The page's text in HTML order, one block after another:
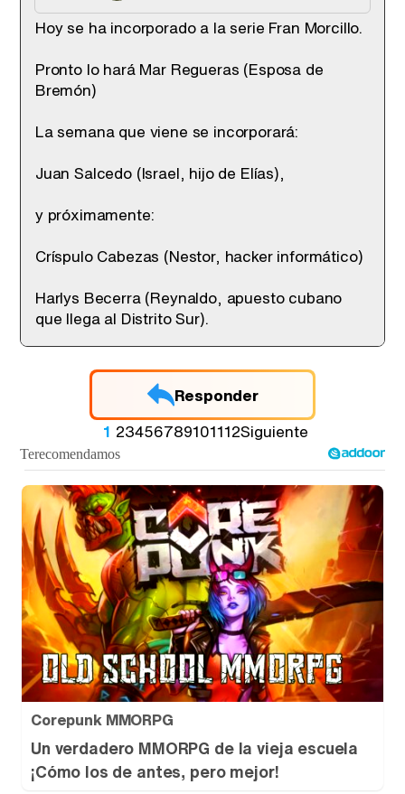
Hoy se ha incorporado a la serie Fran Morcillo.
Pronto lo hará Mar Regueras (Esposa de
Bremón)
La semana que viene se incorporará:
Juan Salcedo (Israel, hijo de Elías),
y próximamente:
Críspulo Cabezas (Nestor, hacker informático)
Harlys Becerra (Reynaldo, apuesto cubano
que llega al Distrito Sur).
Responder
1 23456789101112Siguiente
Corepunk MMORPG
Un verdadero MMORPG de la vieja escuela
¡Cómo los de antes, pero mejor!